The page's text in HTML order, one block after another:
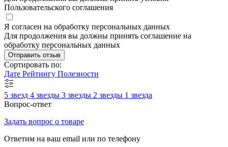
Пользовательского соглашения
Я согласен на обработку персональных данных
Для продолжения вы должны принять соглашение на
обработку персональных данных
Отправить отзыв
Сортировать по:
Дате Рейтингу Полезности
5 звезд 4 звезды 3 звезды 2 звезды 1 звезда
Вопрос-ответ
Задать вопрос о товаре
Ответим на ваш email или по телефону